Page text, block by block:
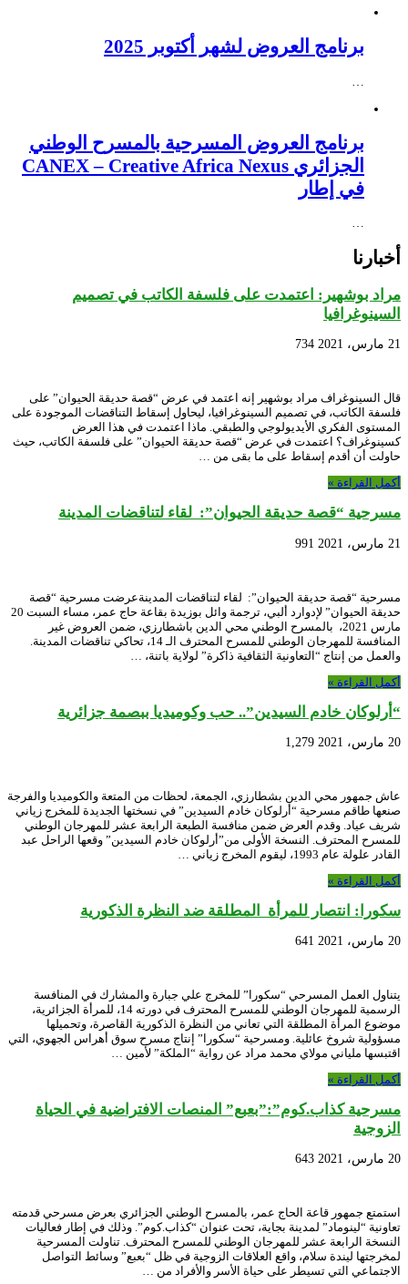
برنامج العروض لشهر أكتوبر 2025
برنامج العروض المسرحية بالمسرح الوطني
الجزائري CANEX – Creative Africa Nexus
في إطار
…
أخبارنا
مراد بوشهير: اعتمدت على فلسفة الكاتب في تصميم
السينوغرافيا
21 مارس، 2021 734
قال السينوغراف مراد بوشهير إنه اعتمد في عرض “قصة حديقة الحيوان” على
فلسفة الكاتب، في تصميم السينوغرافيا، ليحاول إسقاط التناقضات الموجودة على
المستوى الفكري الأيديولوجي والطبقي. ماذا اعتمدت في هذا العرض
كسينوغراف؟ اعتمدت في عرض “قصة حديقة الحيوان” على فلسفة الكاتب، حيث
حاولت أن أقدم إسقاط على ما بقى من …
أكمل القراءة »
مسرحية “قصة حديقة الحيوان”: لقاء لتناقضات المدينة
21 مارس، 2021 991
مسرحية “قصة حديقة الحيوان”: لقاء لتناقضات المدينةعرضت مسرحية “قصة
حديقة الحيوان” لإدوارد ألبي، ترجمة وائل بوزيدة بقاعة حاج عمر، مساء السبت 20
مارس 2021، بالمسرح الوطني محي الدين باشطارزي، ضمن العروض غير
المنافسة للمهرجان الوطني للمسرح المحترف الـ 14، تحاكي تناقضات المدينة.
والعمل من إنتاج “التعاونية الثقافية ذاكرة” لولاية باتنة، …
أكمل القراءة »
“أرلوكان خادم السيدين”.. حب وكوميديا ببصمة جزائرية
20 مارس، 2021 1,279
عاش جمهور محي الدين بشطارزي، الجمعة، لحظات من المتعة والكوميديا والفرجة
صنعها طاقم مسرحية “أرلوكان خادم السيدين” في نسختها الجديدة للمخرج زياني
شريف عياد. وقدم العرض ضمن منافسة الطبعة الرابعة عشر للمهرجان الوطني
للمسرح المحترف. النسخة الأولى من”أرلوكان خادم السيدين” وقعها الراحل عبد
القادر علولة عام 1993، ليقوم المخرج زياني …
أكمل القراءة »
سكورا: انتصار للمرأة المطلقة ضد النظرة الذكورية
20 مارس، 2021 641
يتناول العمل المسرحي “سكورا” للمخرج علي جبارة والمشارك في المنافسة
الرسمية للمهرجان الوطني للمسرح المحترف في دورته 14، للمرأة الجزائرية،
موضوع المرأة المطلقة التي تعاني من النظرة الذكورية القاصرة، وتحميلها
مسؤولية شروخ عائلية. ومسرحية “سكورا” إنتاج مسرح سوق أهراس الجهوي، التي
اقتبسها ملياني مولاي محمد مراد عن رواية “الملكة” لأمين …
أكمل القراءة »
مسرحية كذاب.كوم”:”بعبع” المنصات الافتراضية في الحياة
الزوجية
20 مارس، 2021 643
استمتع جمهور قاعة الحاج عمر، بالمسرح الوطني الجزائري بعرض مسرحي قدمته
تعاونية “لينوماد” لمدينة بجاية، تحت عنوان “كذاب.كوم”. وذلك في إطار فعاليات
النسخة الرابعة عشر للمهرجان الوطني للمسرح المحترف. تناولت المسرحية
لمخرجتها ليندة سلام، واقع العلاقات الزوجية في ظل “بعبع” وسائط التواصل
الاجتماعي التي تسيطر على حياة الأسر والأفراد من …